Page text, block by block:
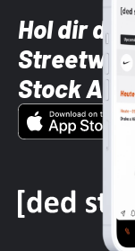
Hol dir die
Stock App